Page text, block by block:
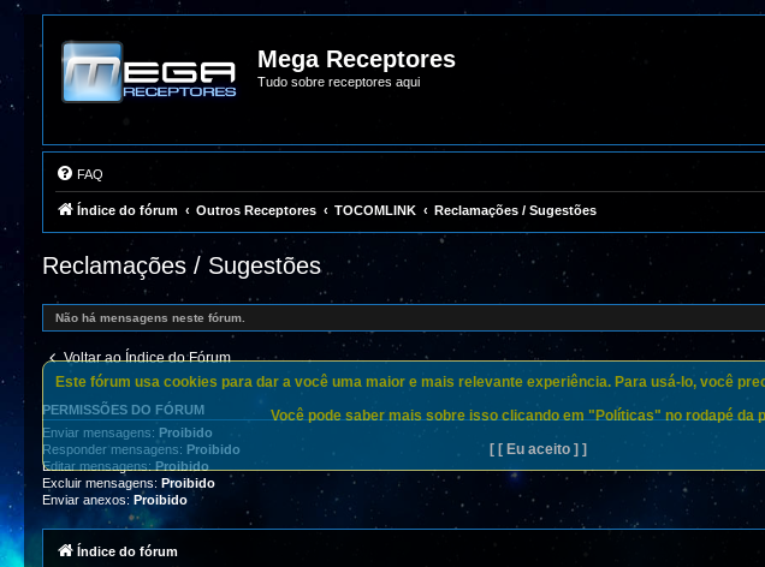
Mega Receptores
Tudo sobre receptores aqui
FAQ
Índice do fórum Outros Receptores TOCOMLINK Reclamações / Sugestões
Reclamações / Sugestões
Não há mensagens neste fórum.
Voltar ao Índice do Fórum
PERMISSÕES DO FÓRUM
Enviar mensagens: Proibido
Responder mensagens: Proibido
Editar mensagens: Proibido
Excluir mensagens: Proibido
Enviar anexos: Proibido
Este fórum usa cookies para dar a você uma maior e mais relevante experiência. Para usá-lo, você
Você pode saber mais sobre isso clicando em "Políticas" no rodapé da
[ [ Eu aceito ] ]
Índice do fórum